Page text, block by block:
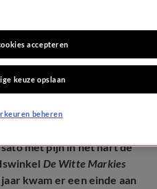
een
is nu over'
met pijn in het hart de
De Witte Markies
kwam er een einde aan
accepteren
keuze opslaan
beheren